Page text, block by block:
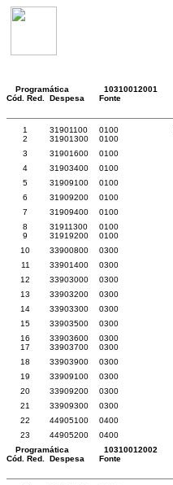
Programática 10310012001
Cód. Red.
Despesa Fonte
1 31901100 0100
2
31901300 0100
3
31901600 0100
4
31903400 0100
5
31909100 0100
6
31909200 0100
7
31909400 0100
8
31911300 0100
9
31919200 0100
10
33900800 0300
11
33901400 0300
12
33903000 0300
13
33903200 0300
14
33903300 0300
15
33903500 0300
16
33903600 0300
17
33903700 0300
18
33903900 0300
19
33909100 0300
20
33909200 0300
21
33909300 0300
22
44905100 0400
23
44905200 0400
Programática
10310012002
Cód. Red.
Despesa Fonte